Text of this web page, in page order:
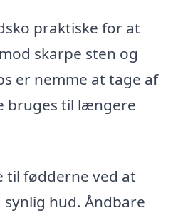
praktiske for at
skarpe sten og
er nemme at tage af
bruges til længere
til fødderne ved at
hud. Åndbare